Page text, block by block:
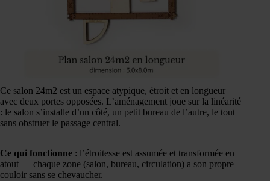
Ce salon 24m2 est un espace atypique, étroit et en longueur
avec deux portes opposées. L’aménagement joue sur la linéarité
: le salon s’installe d’un côté, un petit bureau de l’autre, le tout
sans obstruer le passage central.
Ce qui fonctionne : l’étroitesse est assumée et transformée en
atout — chaque zone (salon, bureau, circulation) a son propre
couloir sans se chevaucher.